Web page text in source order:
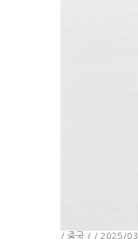
/ 중국 / / 2025/03